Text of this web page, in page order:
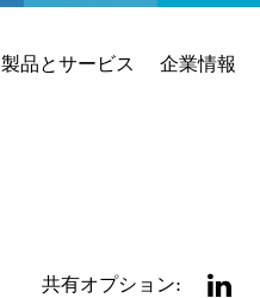
製品とサービス 企業情報
共有オプション: